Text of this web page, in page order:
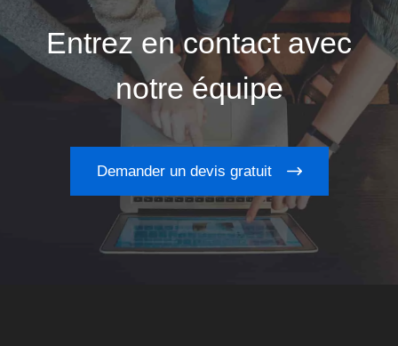
Entrez en contact avec
notre équipe
Demander un devis gratuit